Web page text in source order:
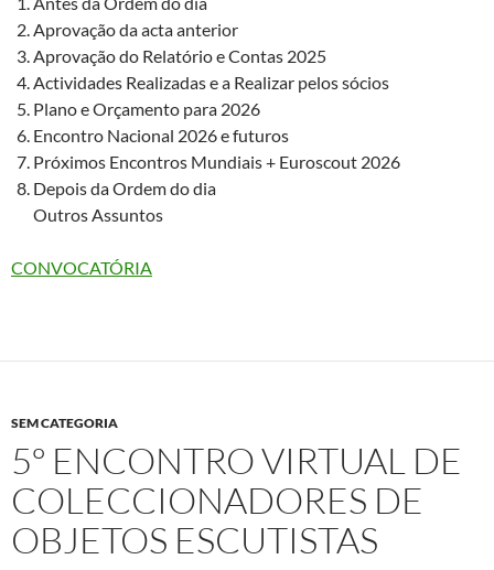
Aprovação da acta anterior
Aprovação do Relatório e Contas 2025
Actividades Realizadas e a Realizar pelos sócios
Plano e Orçamento para 2026
Encontro Nacional 2026 e futuros
Próximos Encontros Mundiais + Euroscout 2026
Depois da Ordem do dia
Outros Assuntos
CONVOCATÓRIA
SEM CATEGORIA
5º ENCONTRO VIRTUAL DE
COLECCIONADORES DE
OBJETOS ESCUTISTAS